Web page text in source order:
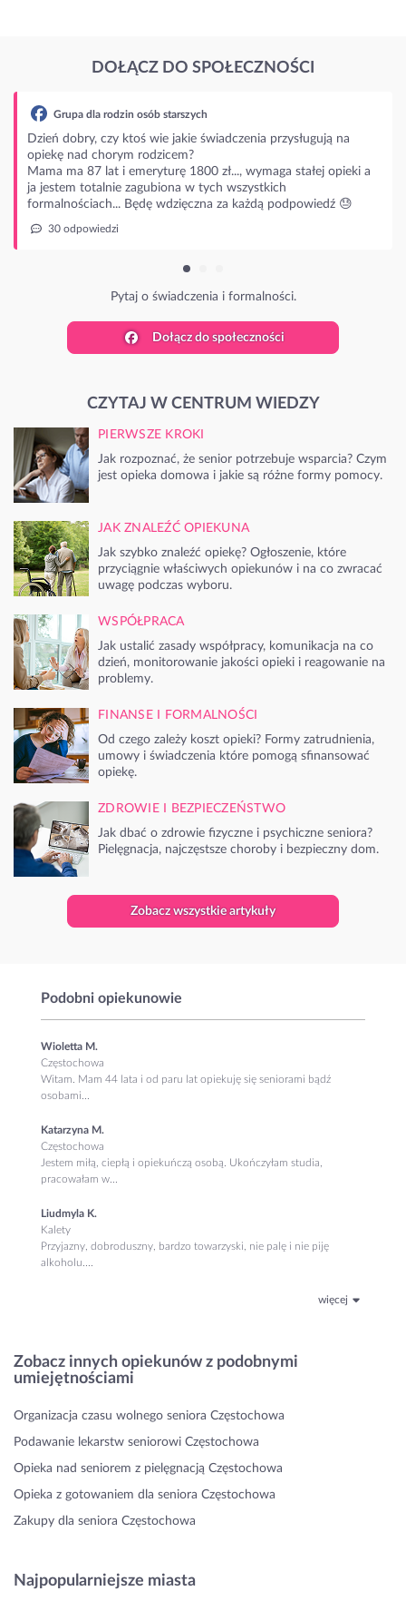
DOŁĄCZ DO SPOŁECZNOŚCI
osób starszych
ktoś wie jakie świadczenia przysługują na
rodzicem?
i emeryturę 1800 zł..., wymaga stałej opieki a
zagubiona w tych wszystkich
Będę wdzięczna za każdą podpowiedź 😓
Pytaj o świadczenia i formalności.
Dołącz do społeczności
CZYTAJ W CENTRUM WIEDZY
PIERWSZE KROKI
Jak rozpoznać, że senior potrzebuje wsparcia? Czym
jest opieka domowa i jakie są różne formy pomocy.
JAK ZNALEŹĆ OPIEKUNA
Jak szybko znaleźć opiekę? Ogłoszenie, które
przyciągnie właściwych opiekunów i na co zwracać
uwagę podczas wyboru.
WSPÓŁPRACA
Jak ustalić zasady współpracy, komunikacja na co
dzień, monitorowanie jakości opieki i reagowanie na
problemy.
FINANSE I FORMALNOŚCI
Od czego zależy koszt opieki? Formy zatrudnienia,
umowy i świadczenia które pomogą sfinansować
opiekę.
ZDROWIE I BEZPIECZEŃSTWO
Jak dbać o zdrowie fizyczne i psychiczne seniora?
Pielęgnacja, najczęstsze choroby i bezpieczny dom.
Zobacz wszystkie artykuły
Podobni opiekunowie
Wioletta M.
Częstochowa
Witam. Mam 44 lata i od paru lat opiekuję się seniorami bądź
osobami...
Katarzyna M.
Częstochowa
Jestem miłą, ciepłą i opiekuńczą osobą. Ukończyłam studia,
pracowałam w...
Liudmyla K.
Kalety
Przyjazny, dobroduszny, bardzo towarzyski, nie palę i nie piję
alkoholu....
więcej
Zobacz innych opiekunów z podobnymi
umiejętnościami
Organizacja czasu wolnego seniora Częstochowa
Podawanie lekarstw seniorowi Częstochowa
Opieka nad seniorem z pielęgnacją Częstochowa
Opieka z gotowaniem dla seniora Częstochowa
Zakupy dla seniora Częstochowa
Najpopularniejsze miasta